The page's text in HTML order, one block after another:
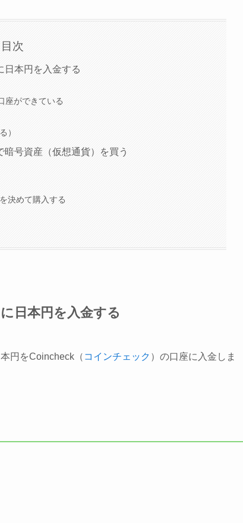
目次
日本円を入金する
座ができている
）
号資産（仮想通貨）を買う
決めて購入する
日本円を入金する
円をCoincheck（ コインチェック ）の口座に入金しま